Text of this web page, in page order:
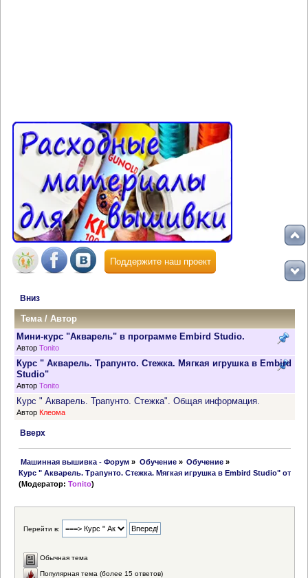
Поддержите наш проект
Вниз
Тема/Автор
Мини-курс "Акварель" в программе Embird Studio.
Автор Tonito
Курс " Акварель. Трапунто. Стежка. Мягкая игрушка в Embird
Studio"
Автор Tonito
Курс " Акварель. Трапунто. Стежка". Общая информация.
Автор Клеома
Вверх
Машинная вышивка - Форум » Обучение» Обучение »
Курс " Акварель. Трапунто. Стежка. Мягкая игрушка в Embird Studio" от
(Модератор:Tonito)
Перейти в:
Обычная тема
Популярная тема (более 15 ответов)